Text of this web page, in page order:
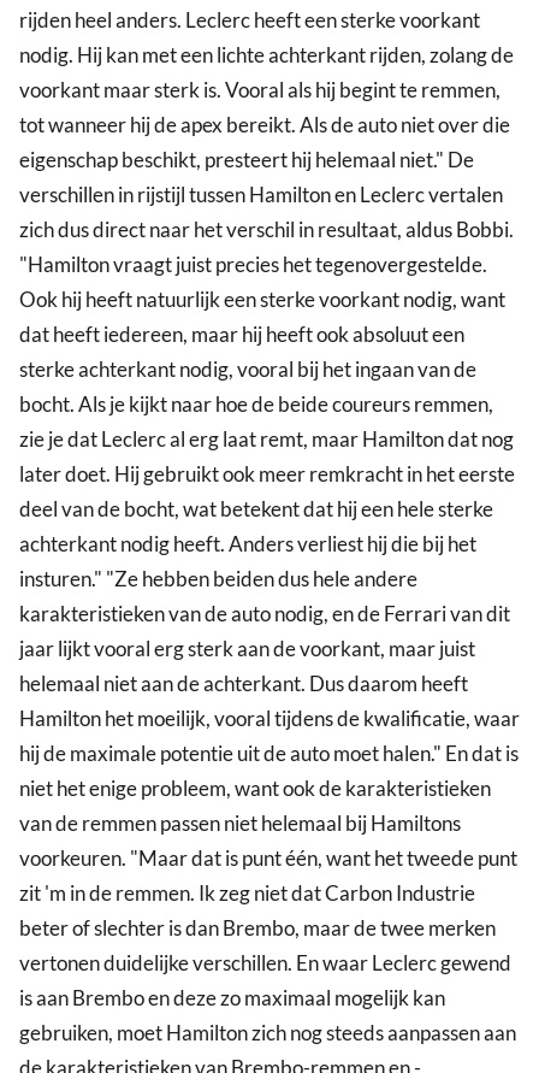
rijden heel anders. Leclerc heeft een sterke voorkant
nodig. Hij kan met een lichte achterkant rijden, zolang de
voorkant maar sterk is. Vooral als hij begint te remmen,
tot wanneer hij de apex bereikt. Als de auto niet over die
eigenschap beschikt, presteert hij helemaal niet." De
verschillen in rijstijl tussen Hamilton en Leclerc vertalen
zich dus direct naar het verschil in resultaat, aldus Bobbi.
"Hamilton vraagt juist precies het tegenovergestelde.
Ook hij heeft natuurlijk een sterke voorkant nodig, want
dat heeft iedereen, maar hij heeft ook absoluut een
sterke achterkant nodig, vooral bij het ingaan van de
bocht. Als je kijkt naar hoe de beide coureurs remmen,
zie je dat Leclerc al erg laat remt, maar Hamilton dat nog
later doet. Hij gebruikt ook meer remkracht in het eerste
deel van de bocht, wat betekent dat hij een hele sterke
achterkant nodig heeft. Anders verliest hij die bij het
insturen." "Ze hebben beiden dus hele andere
karakteristieken van de auto nodig, en de Ferrari van dit
jaar lijkt vooral erg sterk aan de voorkant, maar juist
helemaal niet aan de achterkant. Dus daarom heeft
Hamilton het moeilijk, vooral tijdens de kwalificatie, waar
hij de maximale potentie uit de auto moet halen." En dat is
niet het enige probleem, want ook de karakteristieken
van de remmen passen niet helemaal bij Hamiltons
voorkeuren. "Maar dat is punt één, want het tweede punt
zit 'm in de remmen. Ik zeg niet dat Carbon Industrie
beter of slechter is dan Brembo, maar de twee merken
vertonen duidelijke verschillen. En waar Leclerc gewend
is aan Brembo en deze zo maximaal mogelijk kan
gebruiken, moet Hamilton zich nog steeds aanpassen aan
de karakteristieken van Brembo-remmen en -